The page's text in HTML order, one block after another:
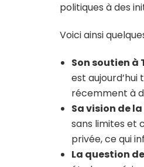
politiques à des
Voici ainsi
Son soutien à
est
récemment à
Sa vision de
sans limites et
privée, ce qui
La question